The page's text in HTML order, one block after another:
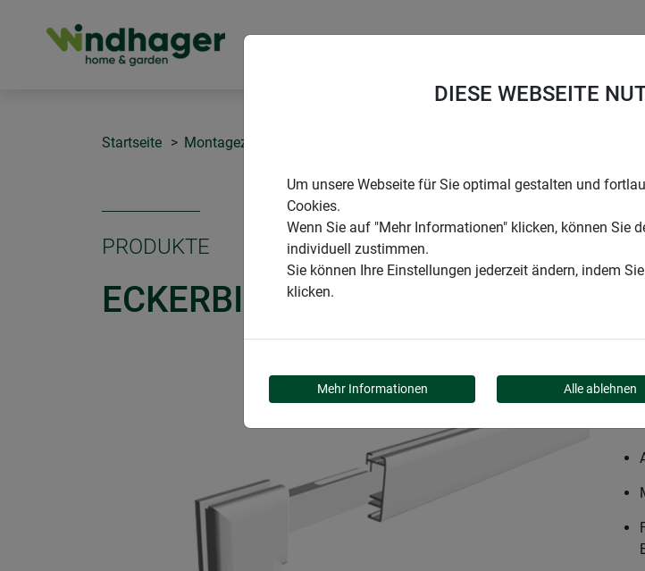
Startseite Montagezubehör
PRODUKTE
ECKERBINDER-SET FÜR FENSTER
DIESE WEBSEITE
Um unsere Webseite für Sie optimal gestalten und
Cookies.
Wenn Sie auf "Mehr Informationen" klicken, können Sie
individuell zustimmen.
Sie können Ihre Einstellungen jederzeit ändern, indem
klicken.
Mehr Informationen Alle ablehnen